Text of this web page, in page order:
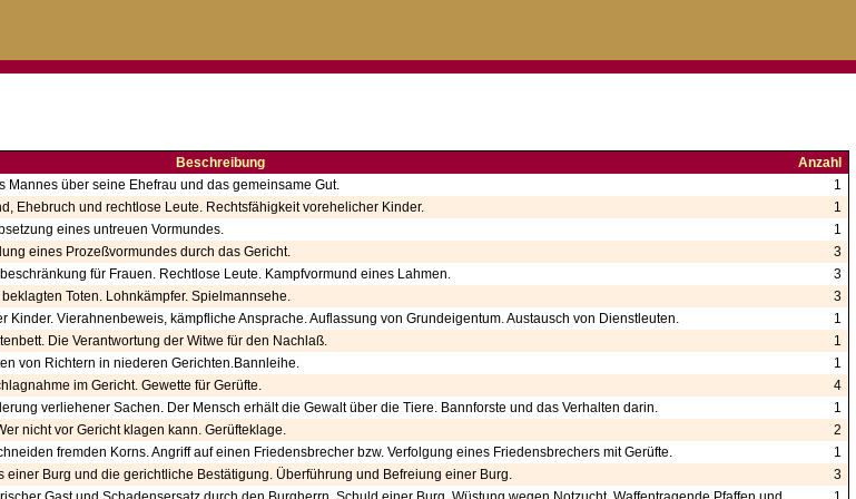
Beschreibung
Anzahl
über seine Ehefrau und das gemeinsame Gut.
1
Ehebruch und rechtlose Leute. Rechtsfähigkeit vorehelicher Kinder.
1
eines untreuen Vormundes.
1
eines Prozeßvormundes durch das Gericht.
3
für Frauen. Rechtlose Leute. Kampfvormund eines Lahmen.
3
Toten. Lohnkämpfer. Spielmannsehe.
3
Vierahnenbeweis, kämpfliche Ansprache. Auflassung von Grundeigentum. Austausch von Dienstleuten.
1
Die Verantwortung der Witwe für den Nachlaß.
1
von Richtern in niederen Gerichten.Bannleihe.
1
im Gericht. Gewette für Gerüfte.
4
verliehener Sachen. Der Mensch erhält die Gewalt über die Tiere. Bannforste und das Verhalten darin.
1
nicht vor Gericht klagen kann. Gerüfteklage.
2
fremden Korns. Angriff auf einen Friedensbrecher bzw. Verfolgung eines Friedensbrechers mit Gerüfte.
1
Burg und die gerichtliche Bestätigung. Überführung und Befreiung einer Burg.
3